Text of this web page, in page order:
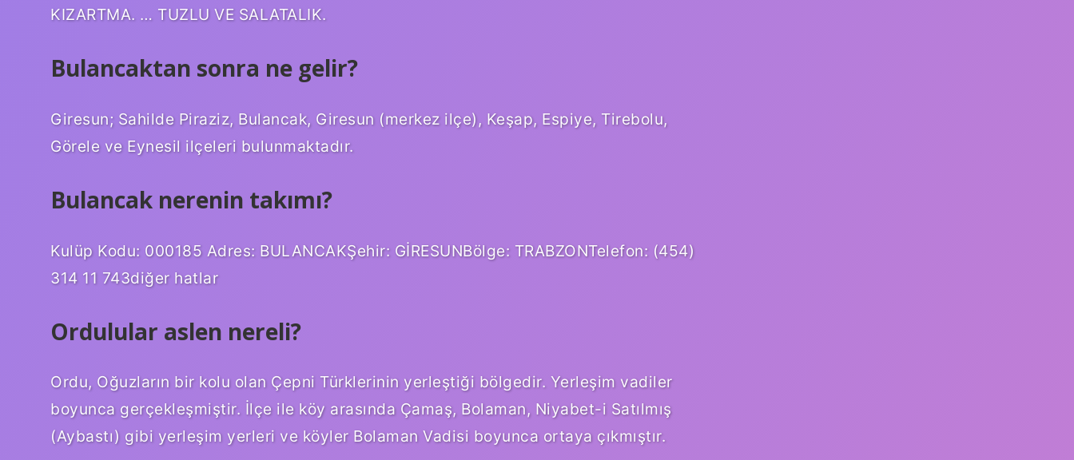
KIZARTMA. … TUZLU VE SALATALIK.
Bulancaktan sonra ne gelir?
Giresun; Sahilde Piraziz, Bulancak, Giresun (merkez ilçe), Keşap, Espiye, Tirebolu,
Görele ve Eynesil ilçeleri bulunmaktadır.
Bulancak nerenin takımı?
Kulüp Kodu: 000185 Adres: BULANCAKŞehir: GİRESUNBölge: TRABZONTelefon: (454)
314 11 743diğer hatlar
Ordulular aslen nereli?
Ordu, Oğuzların bir kolu olan Çepni Türklerinin yerleştiği bölgedir. Yerleşim vadiler
boyunca gerçekleşmiştir. İlçe ile köy arasında Çamaş, Bolaman, Niyabet-i Satılmış
(Aybastı) gibi yerleşim yerleri ve köyler Bolaman Vadisi boyunca ortaya çıkmıştır.